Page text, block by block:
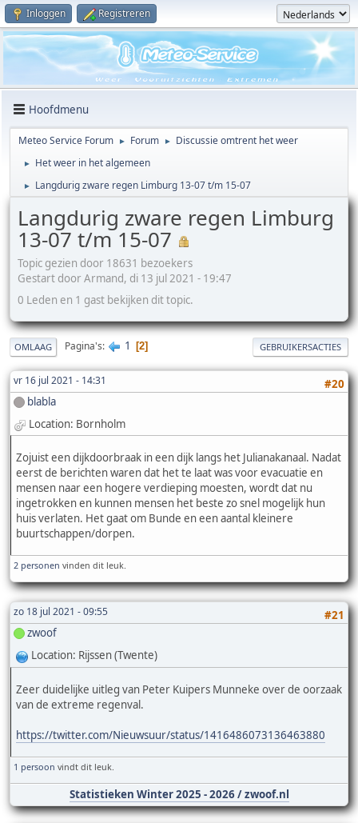
Inloggen Registreren
Hoofdmenu
Meteo Service Forum ► Forum ► Discussie omtrent het weer
► Het weer in het algemeen
► Langdurig zware regen Limburg 13-07 t/m 15-07
Langdurig zware regen Limburg
13-07 t/m 15-07
Topic gezien door 18631 bezoekers
Gestart door Armand, di 13 jul 2021 - 19:47
0 Leden en 1 gast bekijken dit topic.
OMLAAG Pagina's 1 2 GEBRUIKERSACTIES
vr 16 jul 2021 - 14:31
#20
blabla
Location: Bornholm
Zojuist een dijkdoorbraak in een dijk langs het Julianakanaal. Nadat
eerst de berichten waren dat het te laat was voor evacuatie en
mensen naar een hogere verdieping moesten, wordt dat nu
ingetrokken en kunnen mensen het beste zo snel mogelijk hun
huis verlaten. Het gaat om Bunde en een aantal kleinere
buurtschappen/dorpen.
2 personen vinden dit leuk.
zo 18 jul 2021 - 09:55
#21
zwoof
Location: Rijssen (Twente)
Zeer duidelijke uitleg van Peter Kuipers Munneke over de oorzaak
van de extreme regenval.
https://twitter.com/Nieuwsuur/status/1416486073136463880
1 persoon vindt dit leuk.
Statistieken Winter 2025 - 2026 / zwoof.nl